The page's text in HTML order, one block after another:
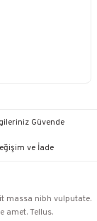
Güvende
ve İade
massa nibh vulputate.
amet. Tellus.